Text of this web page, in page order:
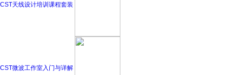
CST天线设计培训课程套装
CST微波工作室入门与详解